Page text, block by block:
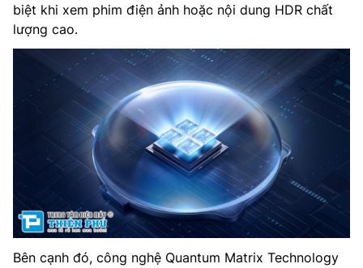
biệt khi xem phim điện ảnh hoặc nội dung HDR chất
lượng cao.
Bên cạnh đó, công nghệ Quantum Matrix Technology